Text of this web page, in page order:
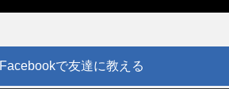
Facebookで友達に教える